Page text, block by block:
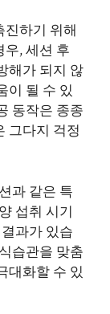
하기 위해
, 세션 후
해가 되지 않
이 될 수 있
동작은 종종
그다지 걱정
과 같은 특
섭취 시기
과가 있습
습관을 맞춤
대화할 수 있